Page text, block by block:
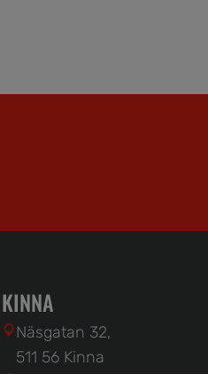
KINNA
Näsgatan 32,
511 56 Kinna